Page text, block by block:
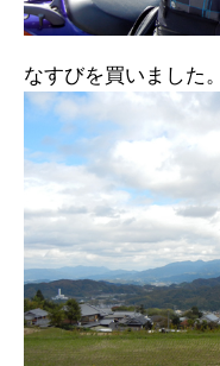
なすびを買いました